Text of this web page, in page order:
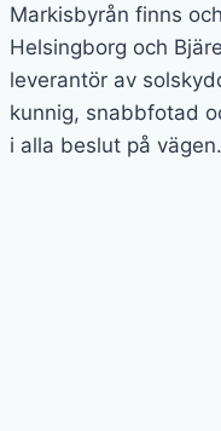
Markisbyrån finns
Helsingborg och
leverantör av
kunnig, snabbfotad
i alla beslut på vägen.